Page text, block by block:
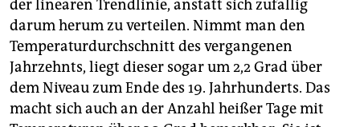
der linearen Trendlinie, anstatt sich zufällig
darum herum zu verteilen. Nimmt man den
Temperaturdurchschnitt des vergangenen
Jahrzehnts, liegt dieser sogar um 2,2 Grad über
dem Niveau zum Ende des 19. Jahrhunderts. Das
macht sich auch an der Anzahl heißer Tage mit